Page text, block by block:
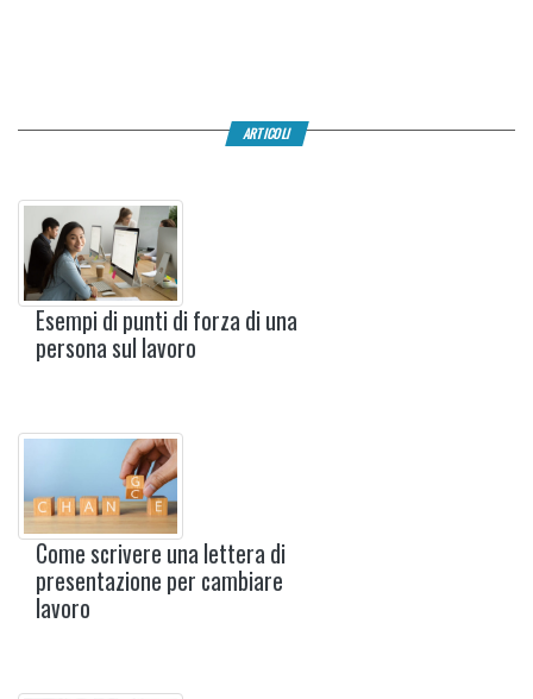
ARTICOLI
Esempi di punti di forza di una
persona sul lavoro
Come scrivere una lettera di
presentazione per cambiare
lavoro